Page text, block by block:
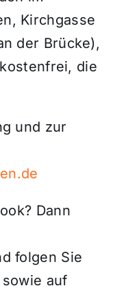
Kirchgasse
der Brücke),
die
und zur
Dann
folgen Sie
sowie auf